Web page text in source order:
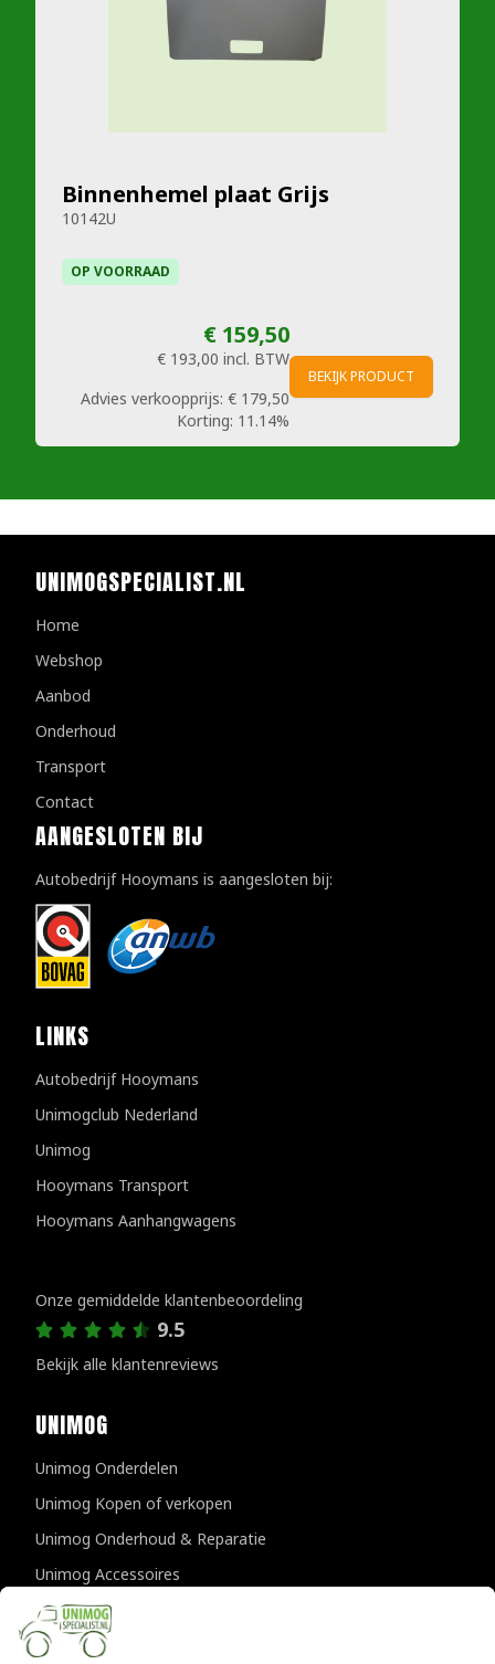
Binnenhemel plaat Grijs
10142U
OP VOORRAAD
€ 159,50
€ 193,00 incl. BTW
Advies verkoopprijs: € 179,50
Korting: 11.14%
BEKIJK PRODUCT
UNIMOGSPECIALIST.NL
Home
Webshop
Aanbod
Onderhoud
Transport
Contact
AANGESLOTEN BIJ
Autobedrijf Hooymans is aangesloten bij:
LINKS
Autobedrijf Hooymans
Unimogclub Nederland
Unimog
Hooymans Transport
Hooymans Aanhangwagens
Onze gemiddelde klantenbeoordeling
9.5
Bekijk alle klantenreviews
UNIMOG
Unimog Onderdelen
Unimog Kopen of verkopen
Unimog Onderhoud & Reparatie
Unimog Accessoires
Unimog APK-keuringen
CONTACTGEGEVENS